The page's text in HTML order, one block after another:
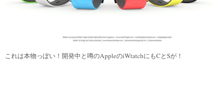
これは本物っぽい！開発中と噂のAppleのiWtatchにもCとSが！